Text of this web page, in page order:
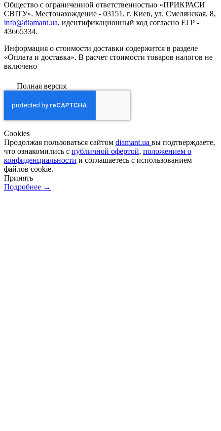
Общество с ограниченной ответственностью «ПРИКРАСИ
СВІТУ». Местонахождение - 03151, г. Киев, ул. Смелянская, 8,
info@diamant.ua, идентификационный код согласно ЕГР -
43665334.
Информация о стоимости доставки содержится в разделе
«Оплата и доставка». В расчет стоимости товаров налогов не
включено
Полная версия
Сookies
Продолжая пользоваться сайтом diamant.ua вы подтверждаете,
что ознакомились с публичной офертой, положением о
конфиденциальности и соглашаетесь с использованием
файлов cookie.
Принять
Подробнее →